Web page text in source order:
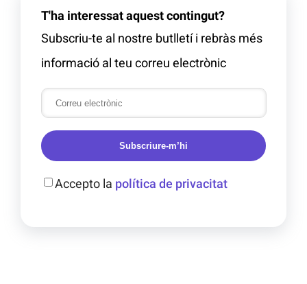
T'ha interessat aquest contingut?
Subscriu-te al nostre butlletí i rebràs més
informació al teu correu electrònic
Subscriure-m’hi
Accepto la política de privacitat